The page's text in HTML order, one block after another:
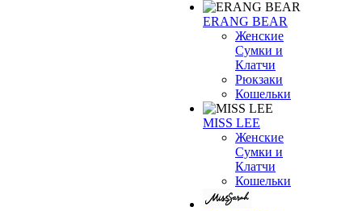
ERANG BEAR
Женские
Сумки и
Клатчи
Рюкзаки
Кошельки
MISS LEE
Женские
Сумки и
Клатчи
Кошельки